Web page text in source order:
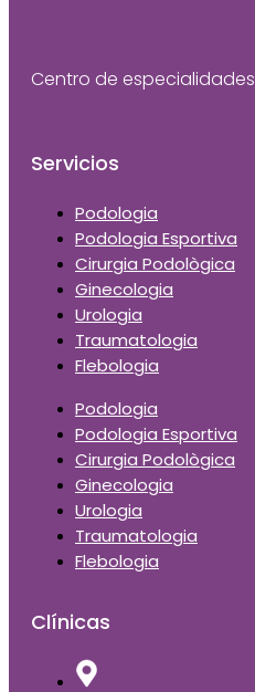
Centro de especialidades
Servicios
Podologia
Podologia Esportiva
Cirurgia Podològica
Ginecologia
Urologia
Traumatologia
Flebologia
Podologia
Podologia Esportiva
Cirurgia Podològica
Ginecologia
Urologia
Traumatologia
Flebologia
Clínicas